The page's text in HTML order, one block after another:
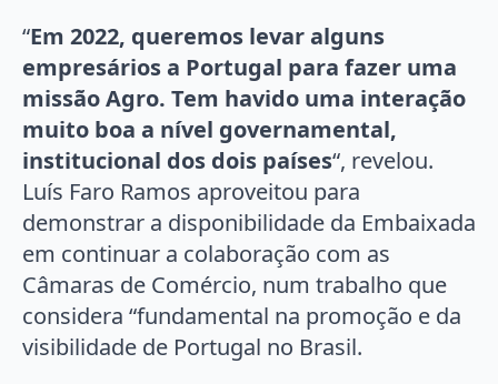
“Em 2022, queremos levar alguns
empresários a Portugal para fazer uma
missão Agro. Tem havido uma interação
muito boa a nível governamental,
institucional dos dois países“, revelou.
Luís Faro Ramos aproveitou para
demonstrar a disponibilidade da Embaixada
em continuar a colaboração com as
Câmaras de Comércio, num trabalho que
considera “fundamental na promoção e da
visibilidade de Portugal no Brasil.